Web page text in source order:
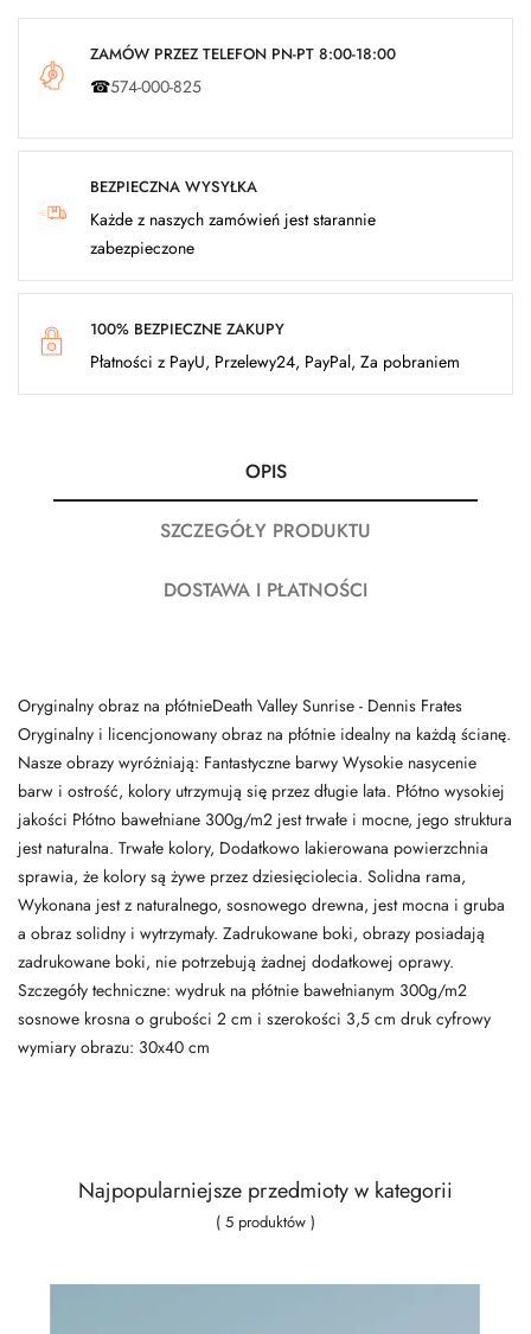
ZAMÓW PRZEZ TELEFON PN-PT 8:00-18:00
☎574-000-825
BEZPIECZNA WYSYŁKA
Każde z naszych zamówień jest starannie
zabezpieczone
100% BEZPIECZNE ZAKUPY
Płatności z PayU, Przelewy24, PayPal, Za pobraniem
OPIS
SZCZEGÓŁY PRODUKTU
DOSTAWA I PŁATNOŚCI
Oryginalny obraz na płótnieDeath Valley Sunrise - Dennis Frates
Oryginalny i licencjonowany obraz na płótnie idealny na każdą ścianę.
Nasze obrazy wyróżniają: Fantastyczne barwy Wysokie nasycenie
barw i ostrość, kolory utrzymują się przez długie lata. Płótno wysokiej
jakości Płótno bawełniane 300g/m2 jest trwałe i mocne, jego struktura
jest naturalna. Trwałe kolory, Dodatkowo lakierowana powierzchnia
sprawia, że kolory są żywe przez dziesięciolecia. Solidna rama,
Wykonana jest z naturalnego, sosnowego drewna, jest mocna i gruba
a obraz solidny i wytrzymały. Zadrukowane boki, obrazy posiadają
zadrukowane boki, nie potrzebują żadnej dodatkowej oprawy.
Szczegóły techniczne: wydruk na płótnie bawełnianym 300g/m2
sosnowe krosna o grubości 2 cm i szerokości 3,5 cm druk cyfrowy
wymiary obrazu: 30x40 cm
Najpopularniejsze przedmioty w kategorii
( 5 produktów )